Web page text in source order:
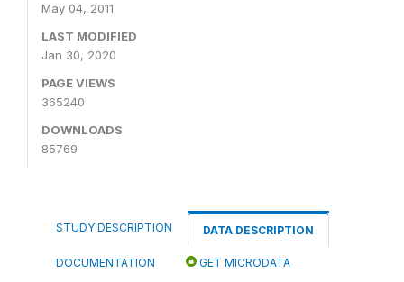
May 04, 2011
LAST MODIFIED
Jan 30, 2020
PAGE VIEWS
365240
DOWNLOADS
85769
STUDY DESCRIPTION DATA DESCRIPTION
DOCUMENTATION GET MICRODATA